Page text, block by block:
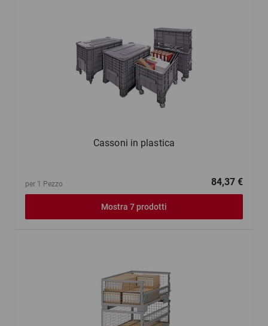
Cassoni in plastica
per 1 Pezzo 84,37 €
Mostra 7 prodotti